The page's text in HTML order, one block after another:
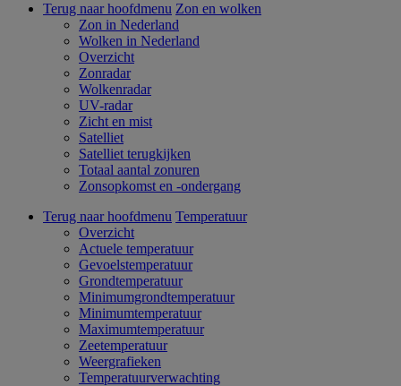
Terug naar hoofdmenu Zon en wolken
Zon in Nederland
Wolken in Nederland
Overzicht
Zonradar
Wolkenradar
UV-radar
Zicht en mist
Satelliet
Satelliet terugkijken
Totaal aantal zonuren
Zonsopkomst en -ondergang
Terug naar hoofdmenu Temperatuur
Overzicht
Actuele temperatuur
Gevoelstemperatuur
Grondtemperatuur
Minimumgrondtemperatuur
Minimumtemperatuur
Maximumtemperatuur
Zeetemperatuur
Weergrafieken
Temperatuurverwachting